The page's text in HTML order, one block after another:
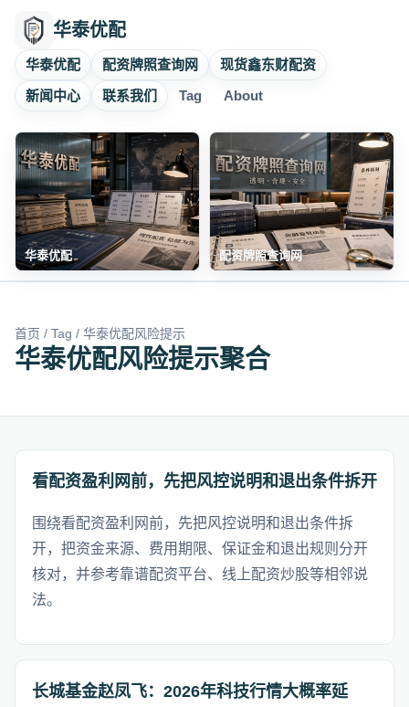
华泰优配
华泰优配 配资牌照查询网
现货鑫东财配资
新闻中心
联系我们 Tag About
华泰优配 配资牌照查询网
首页 / Tag / 华泰优配风险提示
华泰优配风险提示聚合
看配资盈利网前，先把风控说明和退出条件拆开
围绕看配资盈利网前，先把风控说明和退出条件拆
开，把资金来源、费用期限、保证金和退出规则分开
核对，并参考靠谱配资平台、线上配资炒股等相邻说
法。
长城基金赵凤飞：2026年科技行情大概率延